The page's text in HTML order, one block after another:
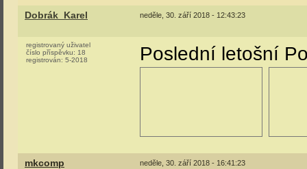
Dobrák_Karel neděle, 30. září 2018 - 12:43:23
registrovaný uživatel
číslo příspěvku: 18
registrován: 5-2018 Poslední letošní
mkcomp neděle, 30. září 2018 - 16:41:23